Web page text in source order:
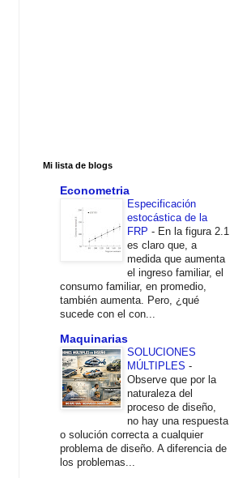
Mi lista de blogs
Econometria
Especificación
estocástica de la
FRP - En la figura 2.1
es claro que, a
medida que aumenta
el ingreso familiar, el
consumo familiar, en promedio,
también aumenta. Pero, ¿qué
sucede con el con...
Maquinarias
SOLUCIONES
MÚLTIPLES -
Observe que por la
naturaleza del
proceso de diseño,
no hay una respuesta
o solución correcta a cualquier
problema de diseño. A diferencia de
los problemas...